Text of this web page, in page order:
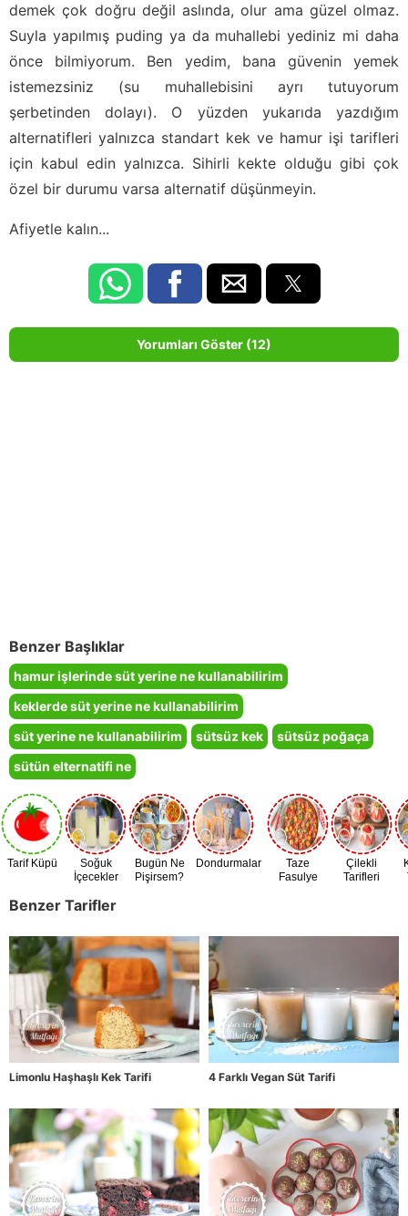
demek çok doğru değil aslında, olur ama güzel olmaz.
Suyla yapılmış puding ya da muhallebi yediniz mi daha
önce bilmiyorum. Ben yedim, bana güvenin yemek
istemezsiniz (su muhallebisini ayrı tutuyorum
şerbetinden dolayı). O yüzden yukarıda yazdığım
alternatifleri yalnızca standart kek ve hamur işi tarifleri
için kabul edin yalnızca. Sihirli kekte olduğu gibi çok
özel bir durumu varsa alternatif düşünmeyin.
Afiyetle kalın...
Yorumları Göster (12)
Benzer Başlıklar
hamur işlerinde süt yerine ne kullanabilirim
keklerde süt yerine ne kullanabilirim
süt yerine ne kullanabilirim
sütsüz kek
sütsüz poğaça
sütün elternatifi ne
Tarif Küpü
Soğuk
İçecekler
Bugün Ne
Pişirsem?
Dondurmalar
Taze
Fasulye
Çilekli
Tarifleri
Benzer Tarifler
Limonlu Haşhaşlı Kek Tarifi 4 Farklı Vegan Süt Tarifi